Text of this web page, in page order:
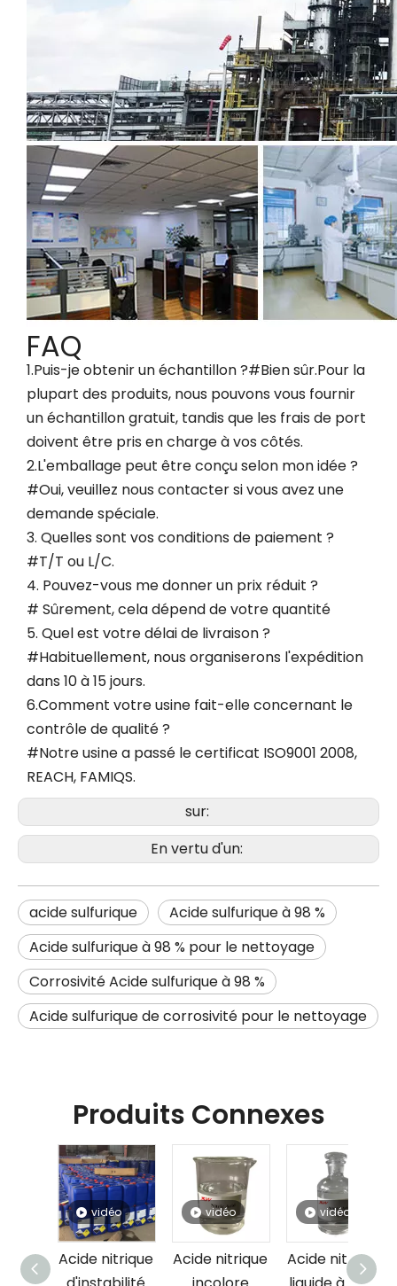
FAQ
1.Puis-je obtenir un échantillon ?#Bien sûr.Pour la
plupart des produits, nous pouvons vous fournir
un échantillon gratuit, tandis que les frais de port
doivent être pris en charge à vos côtés.
2.L'emballage peut être conçu selon mon idée ?
#Oui, veuillez nous contacter si vous avez une
demande spéciale.
3. Quelles sont vos conditions de paiement ?
#T/T ou L/C.
4. Pouvez-vous me donner un prix réduit ?
# Sûrement, cela dépend de votre quantité
5. Quel est votre délai de livraison ?
#Habituellement, nous organiserons l'expédition
dans 10 à 15 jours.
6.Comment votre usine fait-elle concernant le
contrôle de qualité ?
#Notre usine a passé le certificat ISO9001 2008,
REACH, FAMIQS.
sur:
En vertu d'un:
acide sulfurique
Acide sulfurique à 98 %
Acide sulfurique à 98 % pour le nettoyage
Corrosivité Acide sulfurique à 98 %
Acide sulfurique de corrosivité pour le nettoyage
Produits Connexes
vidéo
Acide nitrique
vidéo
Acide nitrique
vidéo
Acide nitrique